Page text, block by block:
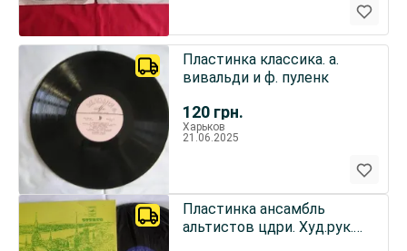
120 грн.
Пластинка классика. а.
вивальди и ф. пуленк
Харьков
21.06.2025
Пластинка ансамбль
альтистов цдри. Худ.рук.